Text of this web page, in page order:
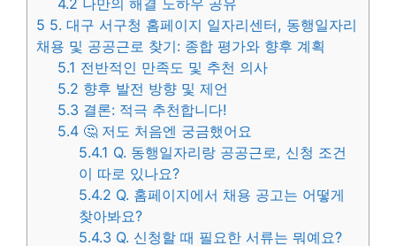
5 5. 대구 서구청 홈페이지 일자리센터, 동행일자리
채용 및 공공근로 찾기: 종합 평가와 향후 계획
5.1 전반적인 만족도 및 추천 의사
5.2 향후 발전 방향 및 제언
5.3 결론: 적극 추천합니다!
5.4 🤔 저도 처음엔 궁금했어요
5.4.1 Q. 동행일자리랑 공공근로, 신청 조건
이 따로 있나요?
5.4.2 Q. 홈페이지에서 채용 공고는 어떻게
찾아봐요?
5.4.3 Q. 신청할 때 필요한 서류는 뭐예요?